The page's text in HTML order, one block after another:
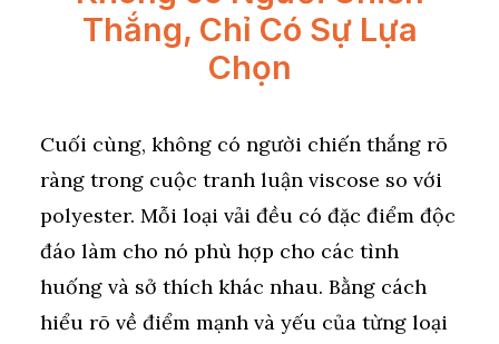
Thắng, Chỉ Có Sự Lựa
Chọn
Cuối cùng, không có người chiến thắng rõ
ràng trong cuộc tranh luận viscose so với
polyester. Mỗi loại vải đều có đặc điểm độc
đáo làm cho nó phù hợp cho các tình
huống và sở thích khác nhau. Bằng cách
hiểu rõ về điểm mạnh và yếu của từng loại